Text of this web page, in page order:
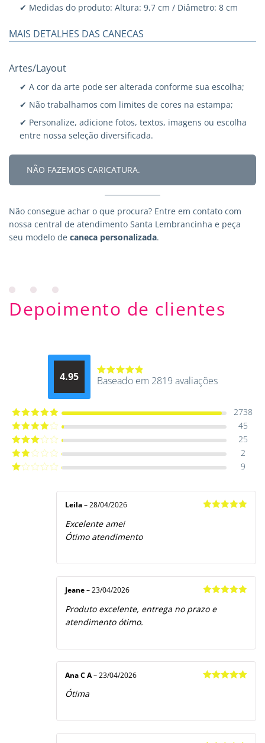
✔ Medidas do produto: Altura: 9,7 cm / Diâmetro: 8 cm
MAIS DETALHES DAS CANECAS
Artes/Layout
✔ A cor da arte pode ser alterada conforme sua escolha;
✔ Não trabalhamos com limites de cores na estampa;
✔ Personalize, adicione fotos, textos, imagens ou escolha
entre nossa seleção diversificada.
NÃO FAZEMOS CARICATURA.
Não consegue achar o que procura? Entre em contato com
nossa central de atendimento Santa Lembrancinha e peça
seu modelo de caneca personalizada.
Depoimento de clientes
4.95
Avaliação
Baseado em 2819 avaliações
Avaliação5
2738
Avaliação
45
Avaliação
25
Avaliação
2
9
Leila – 28/04/2026
Excelente amei
Ótimo atendimento
de 5
Jeane – 23/04/2026
Produto excelente, entrega no prazo e
atendimento ótimo.
Ana C A – 23/04/2026
Ótima